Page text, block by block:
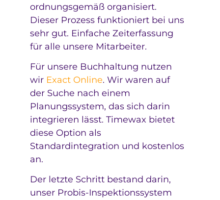
ordnungsgemäß organisiert.
Dieser Prozess funktioniert bei uns
sehr gut. Einfache Zeiterfassung
für alle unsere Mitarbeiter.
Für unsere Buchhaltung nutzen
wir Exact Online. Wir waren auf
der Suche nach einem
Planungssystem, das sich darin
integrieren lässt. Timewax bietet
diese Option als
Standardintegration und kostenlos
an.
Der letzte Schritt bestand darin,
unser Probis-Inspektionssystem